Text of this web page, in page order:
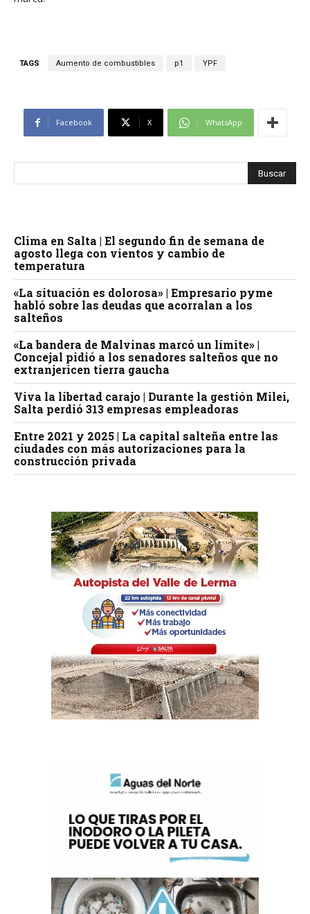
TAGS Aumento de combustibles p1 YPF
Facebook X WhatsApp
Clima en Salta | El segundo fin de semana de
agosto llega con vientos y cambio de
temperatura
«La situación es dolorosa» | Empresario pyme
habló sobre las deudas que acorralan a los
salteños
«La bandera de Malvinas marcó un límite» |
Concejal pidió a los senadores salteños que no
extranjericen tierra gaucha
Viva la libertad carajo | Durante la gestión Milei,
Salta perdió 313 empresas empleadoras
Entre 2021 y 2025 | La capital salteña entre las
ciudades con más autorizaciones para la
construcción privada